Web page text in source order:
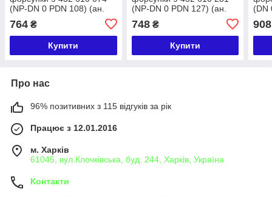
(NP-DN 0 PDN 108) (ан.
CHEVROLET, OPEL,
VAUXHALL
764 ₴
Купити
(NP-DN 0 PDN 127) (ан.
ISUZU/OPEL
PickUp/Campo/Monterey
748₴
Купити
(DN
908
Про нас
96% позитивних з 115 відгуків за рік
Працює з 12.01.2016
м. Харків
61045, вул.Клочківська, буд. 244, Харків, Україна
Контакти